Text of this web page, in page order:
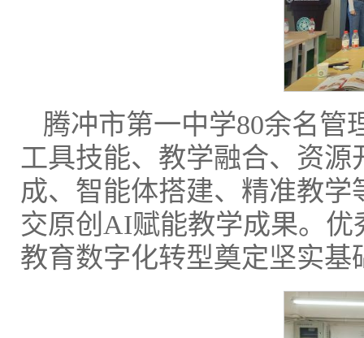
腾冲市第一中学80余名管
工具技能、教学融合、资
成、智能体搭建、精准教
交原创AI赋能教学成果。
教育数字化转型奠定坚实基